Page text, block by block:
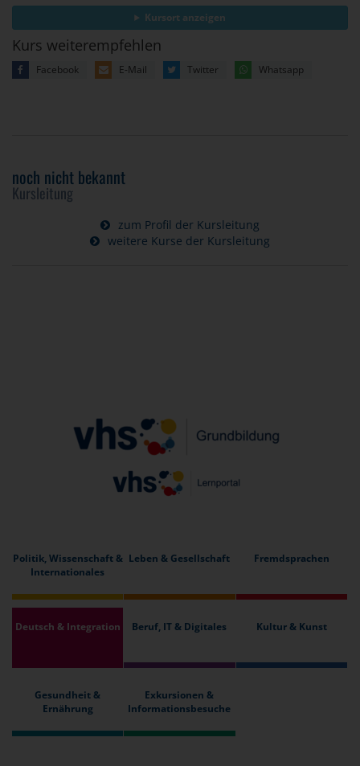
Kursort anzeigen
Kurs weiterempfehlen
Facebook E-Mail Twitter Whatsapp
noch nicht bekannt
Kursleitung
zum Profil der Kursleitung
weitere Kurse der Kursleitung
Politik, Wissenschaft &
Internationales
Leben & Gesellschaft Fremdsprachen
Deutsch & Integration Beruf, IT & Digitales Kultur & Kunst
Gesundheit &
Ernährung
Exkursionen &
Informationsbesuche